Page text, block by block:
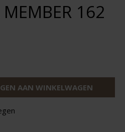
162
AAN WINKELWAGEN